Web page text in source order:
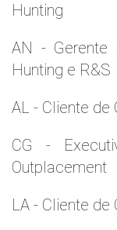
Hunting
AN - Gerente
Hunting e R&S
AL - Cliente de
CG -
Outplacement
LA - Cliente